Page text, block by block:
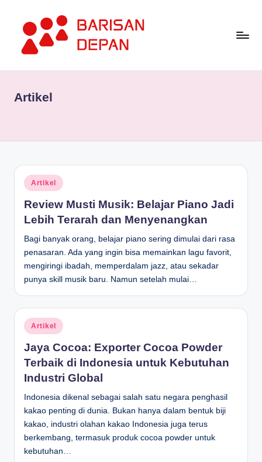
content
rt
l
B
a
ri
s
a
n
D
e
p
a
n
Terupdate
Artikel
Posted
in
Artikel
Review Musti Musik: Belajar Piano Jadi
Lebih Terarah dan Menyenangkan
Bagi banyak orang, belajar piano sering dimulai dari rasa
penasaran. Ada yang ingin bisa memainkan lagu favorit,
mengiringi ibadah, memperdalam jazz, atau sekadar
punya skill musik baru. Namun setelah mulai…
Posted
in
Artikel
Jaya Cocoa: Exporter Cocoa Powder
Terbaik di Indonesia untuk Kebutuhan
Industri Global
Indonesia dikenal sebagai salah satu negara penghasil
kakao penting di dunia. Bukan hanya dalam bentuk biji
kakao, industri olahan kakao Indonesia juga terus
berkembang, termasuk produk cocoa powder untuk
kebutuhan…